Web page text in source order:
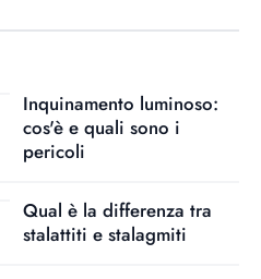
Inquinamento luminoso:
cos'è e quali sono i
pericoli
Qual è la differenza tra
stalattiti e stalagmiti